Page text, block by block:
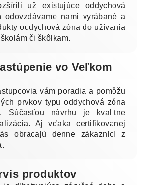
už existujúce oddychová
odovzdávame nami vyrábané a
oddychová zóna do užívania
či škôlkam.
vo Veľkom
vám poradia a pomôžu
prvkov typu oddychová zóna
Súčasťou návrhu je kvalitne
Aj vďaka certifikovanej
obracajú denne zákazníci z
produktov